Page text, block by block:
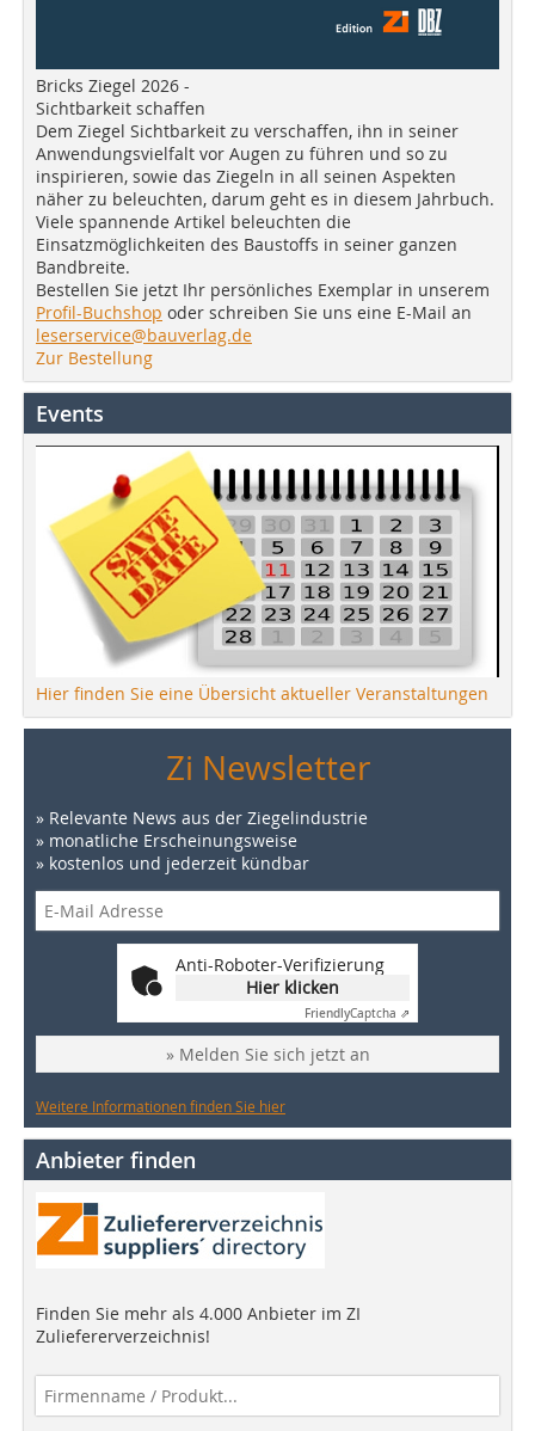
Bricks Ziegel 2026 -
Sichtbarkeit schaffen
Dem Ziegel Sichtbarkeit zu verschaffen, ihn in seiner
Anwendungsvielfalt vor Augen zu führen und so zu
inspirieren, sowie das Ziegeln in all seinen Aspekten
näher zu beleuchten, darum geht es in diesem Jahrbuch.
Viele spannende Artikel beleuchten die
Einsatzmöglichkeiten des Baustoffs in seiner ganzen
Bandbreite.
Bestellen Sie jetzt Ihr persönliches Exemplar in unserem
Profil-Buchshop oder schreiben Sie uns eine E-Mail an
leserservice@bauverlag.de
Zur Bestellung
Events
Hier finden Sie eine Übersicht aktueller Veranstaltungen
Zi Newsletter
» Relevante News aus der Ziegelindustrie
» monatliche Erscheinungsweise
» kostenlos und jederzeit kündbar
Anti-Roboter-Verifizierung
Hier klicken
FriendlyCaptcha ⇗
» Melden Sie sich jetzt an
Weitere Informationen finden Sie hier
Anbieter finden
Finden Sie mehr als 4.000 Anbieter im ZI
Zuliefererverzeichnis!